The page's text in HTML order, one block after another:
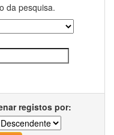
da pesquisa.
registos por: